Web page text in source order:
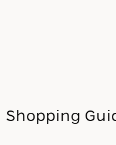
Shopping